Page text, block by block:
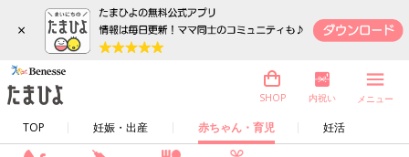
×
TOP 妊娠・出産 赤ちゃん・育児 妊活
SHOP 内祝い メニュー